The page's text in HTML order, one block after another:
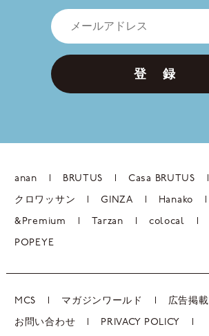
登 録
anan BRUTUS Casa BRUTUS
クロワッサン GINZA Hanako
&Premium Tarzan colocal
POPEYE
MCS マガジンワールド 広告掲載
お問い合わせ PRIVACY POLICY